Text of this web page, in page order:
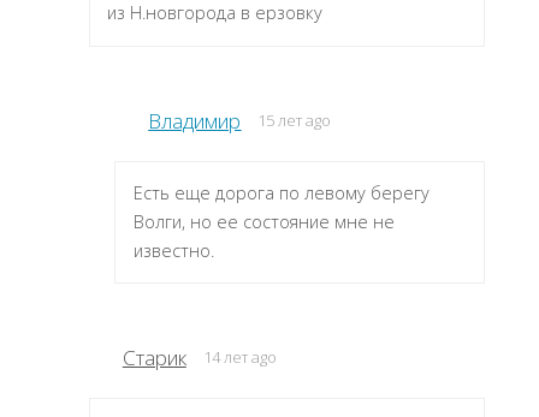
из Н.новгорода в ерзовку
Владимир 15 лет ago
Есть еще дорога по левому берегу
Волги, но ее состояние мне не
известно.
Старик 14 лет ago